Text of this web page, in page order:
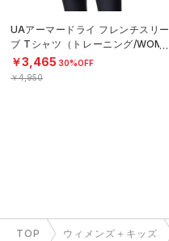
UAアーマードライ フレンチスリー
ブ Tシャツ（トレーニング/WOME
N）
￥3,465 30%OFF
￥4,950
TOP ウィメンズ＋キッズ